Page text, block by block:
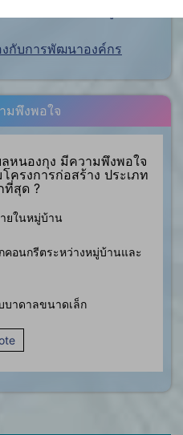
กับการพัฒนาองค์กร
มพึงพอใจ
หนองกุง มีความพึงพอใจ
ครงการก่อสร้าง ประเภท
ที่สุด ?
ยในหมู่บ้าน
อนกรีตระหว่างหมู่บ้านและ
าดาลขนาดเล็ก